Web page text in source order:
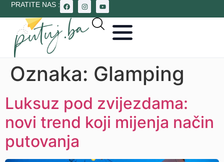
PRATITE NAS :
Oznaka: Glamping
Luksuz pod zvijezdama:
novi trend koji mijenja način
putovanja